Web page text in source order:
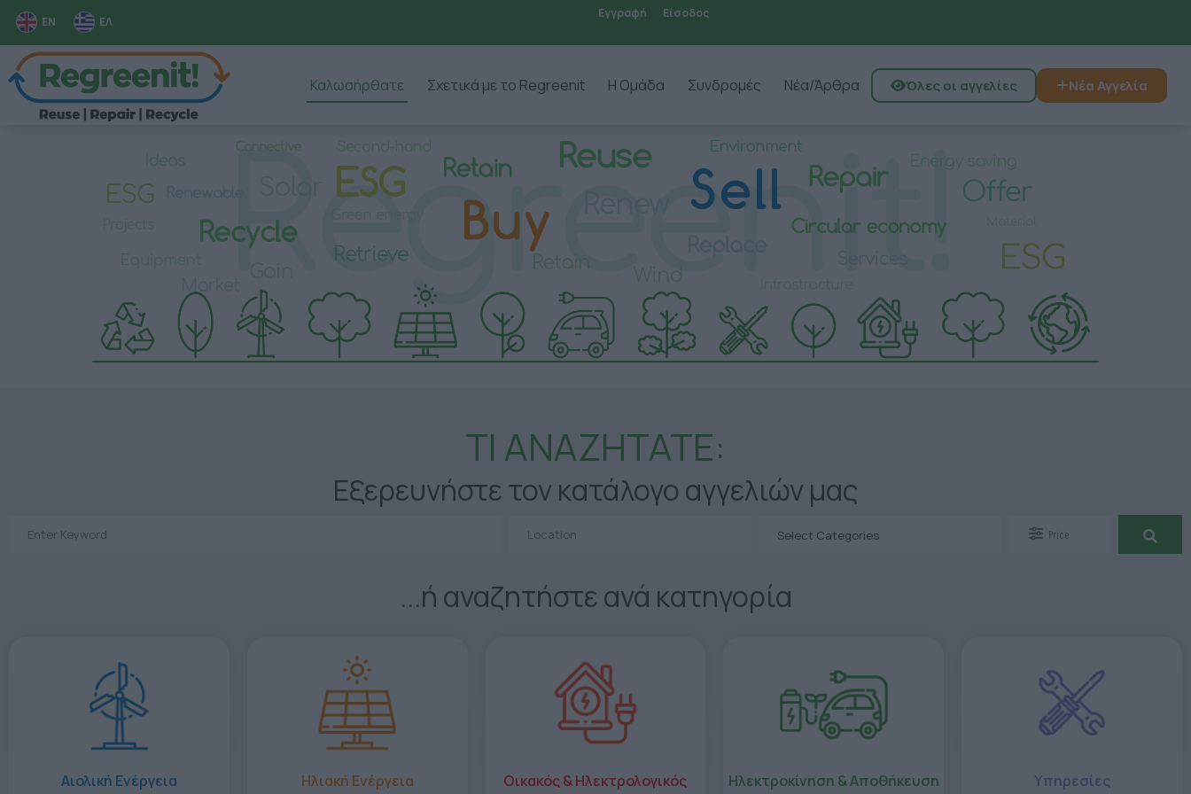
EN ΕΛ
Εγγραφή Είσοδος
Όλες οι αγγελίες Νέα Αγγελία
Καλωσήρθατε Σχετικά με το Regreenit Η Ομάδα Συνδρομές Νέα/Άρθρα
ΤΙ ΑΝΑΖΗΤΑΤΕ:
Εξερευνήστε τον κατάλογο αγγελιών μας
Select Categories Price
...ή αναζητήστε ανά κατηγορία
Αιολική Ενέργεια Ηλιακή Ενέργεια
Οικακός & Ηλεκτρολογικός
Ηλεκτροκίνηση & Αποθήκευση Υπηρεσίες